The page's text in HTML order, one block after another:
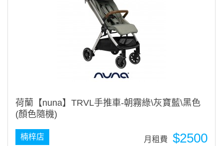
荷蘭【nuna】TRVL手推車-朝霧綠\灰寶藍\黑色
(顏色隨機)
$2500
月租費
楠梓店